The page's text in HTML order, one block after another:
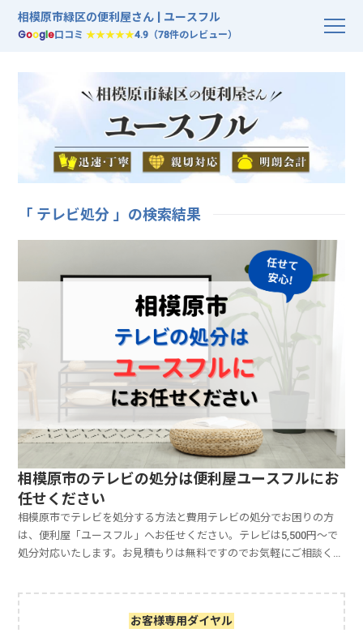
相模原市緑区の便利屋さん | ユースフル
Google口コミ★★★★★4.9（78件のレビュー）
「 テレビ処分 」の検索結果
相模原市のテレビの処分は便利屋ユースフルにお
任せください
相模原市でテレビを処分する方法と費用テレビの処分でお困りの方
は、便利屋「ユースフル」へお任せください。テレビは5,500円～で
処分対応いたします。お見積もりは無料ですのでお気軽にご相談くだ
（テレビ、冷蔵庫、洗濯機、エアコン）に指定されているため通常の
粗大ゴミとして処分できません。テレビの家電リサイクル料金は
1,320～2,970円で製造メーカーや型、サイズなどにより異なり、別途
お客様専用ダイヤル